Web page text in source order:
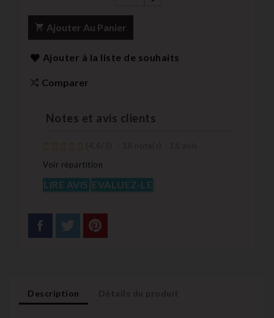
Ajouter Au Panier
Ajouter à la liste de souhaits
Comparer
Notes et avis clients
Voir répartition
LIRE AVIS EVALUEZ-LE
Description